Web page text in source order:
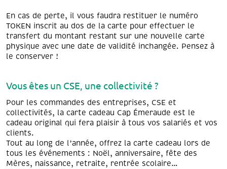
En cas de perte, il vous faudra restituer le numéro
TOKEN inscrit au dos de la carte pour effectuer le
transfert du montant restant sur une nouvelle carte
physique avec une date de validité inchangée. Pensez à
le conserver !
Vous êtes un CSE, une collectivité ?
Pour les commandes des entreprises, CSE et
collectivités, la carte cadeau Cap Émeraude est le
cadeau original qui fera plaisir à tous vos salariés et vos
clients.
Tout au long de l’année, offrez la carte cadeau lors de
tous les événements : Noël, anniversaire, fête des
Mères, naissance, retraite, rentrée scolaire…